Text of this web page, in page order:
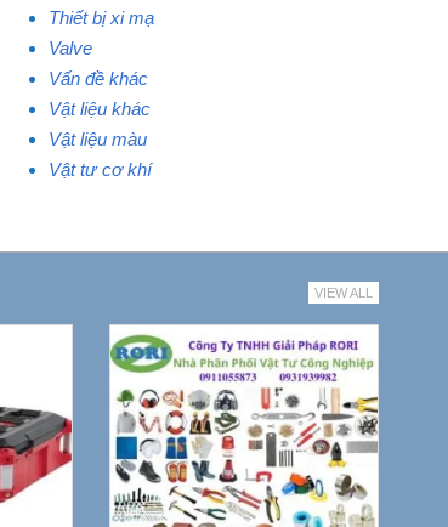
Thiết bị xi mạ
Valve
Vấn đề khác
Vật liệu khác
Vật liệu màu
Vật tư cơ khí
VIEW ALL